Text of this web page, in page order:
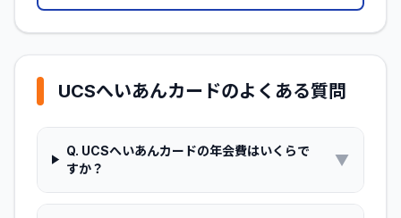
UCSへいあんカードのよくある質問
Q. UCSへいあんカードの年会費はいくらで
すか？
▼